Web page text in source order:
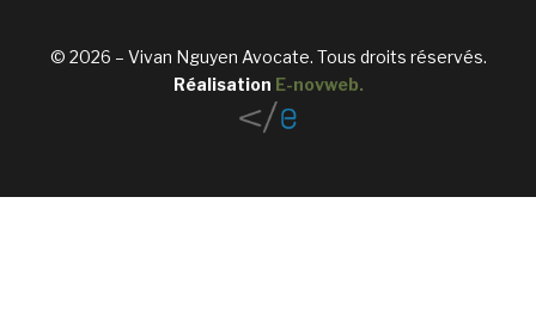
© 2026 – Vivan Nguyen Avocate. Tous droits réservés.
Réalisation E-novweb.